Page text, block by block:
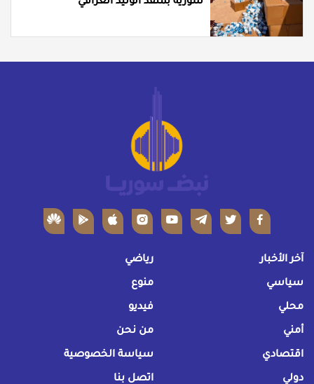
آخر الأخبار
سياسي
محلي
أمني
اقتصادي
دولي
رياضي
منوع
فيديو
من نحن
سياسة الخصوصية
اتصل بنا